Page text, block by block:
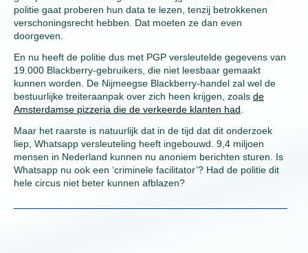
politie gaat proberen hun data te lezen, tenzij betrokkenen
verschoningsrecht hebben. Dat moeten ze dan even
doorgeven.
En nu heeft de politie dus met PGP versleutelde gegevens van
19.000 Blackberry-gebruikers, die niet leesbaar gemaakt
kunnen worden. De Nijmeegse Blackberry-handel zal wel de
bestuurlijke treiteraanpak over zich heen krijgen, zoals de
Amsterdamse pizzeria die de verkeerde klanten had
Maar het raarste is natuurlijk dat in de tijd dat dit onderzoek
liep, Whatsapp versleuteling heeft ingebouwd. 9,4 miljoen
mensen in Nederland kunnen nu anoniem berichten sturen. Is
Whatsapp nu ook een ‘criminele facilitator’? Had de politie dit
hele circus niet beter kunnen afblazen?